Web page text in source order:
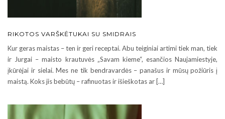
RIKOTOS VARŠKĖTUKAI SU SMIDRAIS
Kur geras maistas – ten ir geri receptai. Abu teiginiai artimi tiek man, tiek
ir Jurgai – maisto krautuvės „Savam kieme“, esančios Naujamiestyje,
įkūrėjai ir sielai. Mes ne tik bendravardės – panašus ir mūsų požiūris į
maistą. Koks jis bebūtų – rafinuotas ir išieškotas ar […]